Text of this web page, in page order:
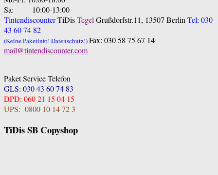
Sa: 10:00-13:00
TintendiscounterTiDisTegelGrußdorfstr.11, 13507 BerlinTel: 030
43 60 74 82
(Keine Paketinfo! Datenschutz!)Fax: 030 58 75 67 14
mail@tintendiscounter.com
Paket Service Telefon
GLS: 030 43 60 74 83
DPD: 060 21 15 04 15
UPS: 0800 10 14 72 3
TiDis SB Copyshop